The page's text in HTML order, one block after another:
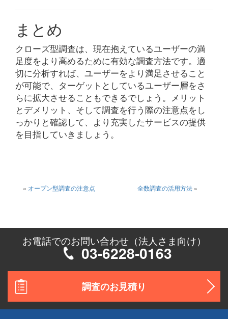
まとめ
クローズ型調査は、現在抱えているユーザーの満
足度をより高めるために有効な調査方法です。適
切に分析すれば、ユーザーをより満足させること
が可能で、ターゲットとしているユーザー層をさ
らに拡大させることもできるでしょう。メリット
とデメリット、そして調査を行う際の注意点をし
っかりと確認して、より充実したサービスの提供
を目指していきましょう。
« オープン型調査の注意点 全数調査の活用方法 »
お電話でのお問い合わせ（法人さま向け）
03-6228-0163
調査のお見積り